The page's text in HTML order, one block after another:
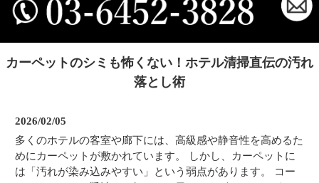
カーペットのシミも怖くない！ホテル清掃直伝の汚れ
落とし術
2026/02/05
多くのホテルの客室や廊下には、高級感や静音性を高めるた
めにカーペットが敷かれています。 しかし、カーペットに
は「汚れが染み込みやすい」という弱点があります。 コー